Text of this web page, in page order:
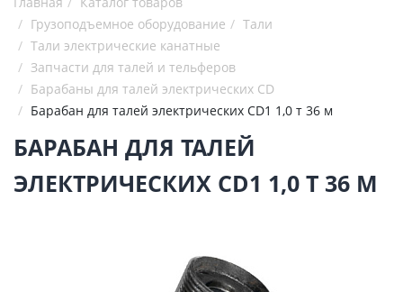
Грузоподъемное оборудование
Тали
Тали электрические канатные
Запчасти для талей и тельферов
Барабаны для талей электрических CD
Барабан для талей электрических CD1 1,0 т 36 м
БАРАБАН ДЛЯ ТАЛЕЙ
ЭЛЕКТРИЧЕСКИХ CD1 1,0 Т 36 М